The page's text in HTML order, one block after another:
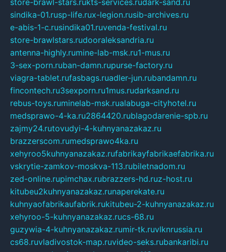
store-brawl-stars.rukts-services.rudark-sand.ru
sindika-01.rusp-life.rux-legion.rusib-archives.ru
e-abis-1-c.rusindika01.ruvenda-festival.ru
store-brawlstars.rudooraleksandria.ru
antenna-highly.rumine-lab-msk.ru1-mus.ru
3-sex-porn.ruban-damn.rupurse-factory.ru
viagra-tablet.rufasbags.ruadler-jun.rubandamn.ru
fincontech.ru3sexporn.ru1mus.rudarksand.ru
rebus-toys.ruminelab-msk.rualabuga-cityhotel.ru
medsprawo-4-ka.ru2864420.rublagodarenie-spb.ru
zajmy24.rutovudyi-4-kuhnyanazakaz.ru
brazzerscom.rumedsprawo4ka.ru
xehyroo5kuhnyanazakaz.rufabrikayfabrikaefabrika.ru
vskrytie-zamkov-moskva-113.rubiletnadom.ru
zed-online.rupimchax.rubrazzers-hd.ruz-host.ru
kitubeu2kuhnyanazakaz.runaperekate.ru
kuhnyaofabrikaufabrik.rukitubeu-2-kuhnyanazakaz.ru
xehyroo-5-kuhnyanazakaz.rucs-68.ru
guzywia-4-kuhnyanazakaz.rumir-tk.ruvlknrussia.ru
cs68.ruvladivostok-map.ruvideo-seks.rubankaribi.ru